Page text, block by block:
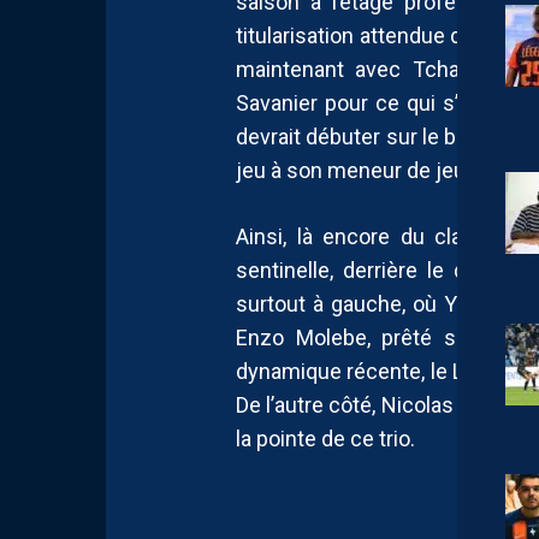
titularisation attendue du
maintenant avec Tchato,
Savanier pour ce qui
devrait débuter sur le banc,
jeu à son meneur de jeu,
Ainsi, là encore du
sentinelle, derrière le duo
surtout à gauche, où Yanis
Enzo Molebe, prêté sans
dynamique récente, le
De l’autre côté, Nicolas Pays
la pointe de ce trio.